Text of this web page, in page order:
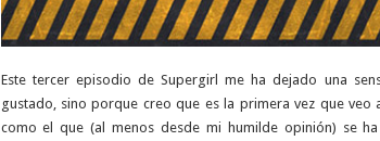
Este tercer episodio de Supergirl me ha dejado una
gustado, sino porque creo que es la primera vez que veo
como el que (al menos desde mi humilde opinión) se